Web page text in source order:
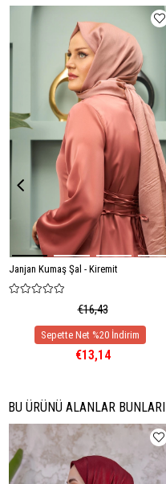
Janjan Kumaş Şal - Kiremit
€16,43
€13,14
BU ÜRÜNÜ ALANLAR